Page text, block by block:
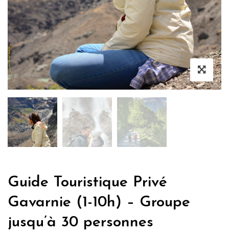
Guide Touristique Privé
Gavarnie (1-10h) – Groupe
jusqu’à 30 personnes